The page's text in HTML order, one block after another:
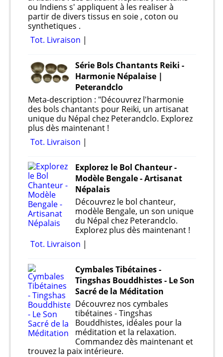
ou Indiens s' appliquent à les realiser à
partir de divers tissus en soie , coton ou
synthetiques .
Tot. Livraison
Série Bols Chantants Reiki -
Harmonie Népalaise |
Peterandclo
Meta-description : "Découvrez l'harmonie
des bols chantants pour Reiki, un artisanat
unique du Népal chez Peterandclo. Explorez
plus dès maintenant !
Tot. Livraison
Explorez le Bol Chanteur -
Modèle Bengale - Artisanat
Népalais
Découvrez le bol chanteur,
modèle Bengale, un son unique
du Népal chez Peterandclo.
Explorez plus dès maintenant !
Tot. Livraison
Cymbales Tibétaines -
Tingshas Bouddhistes - Le Son
Sacré de la Méditation
Découvrez nos cymbales
tibétaines - Tingshas
Bouddhistes, idéales pour la
méditation et la relaxation.
Commandez dès maintenant et
trouvez la paix intérieure.